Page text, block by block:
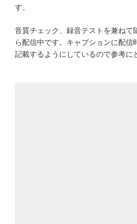
す。
音質チェック、録音テストを兼ねて
ら配信中です。キャプションに配信
記載するようにしているので参考に